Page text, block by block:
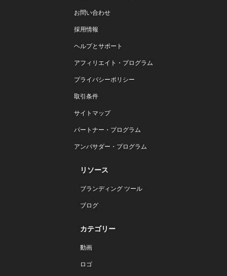
お問い合わせ
採用情報
ヘルプとサポート
アフィリエイト・プログラム
プライバシーポリシー
取引条件
サイトマップ
パートナー・プログラム
アンバサダー・プログラム
リソース
ブランディング ツール
ブログ
カテゴリー
動画
ロゴ